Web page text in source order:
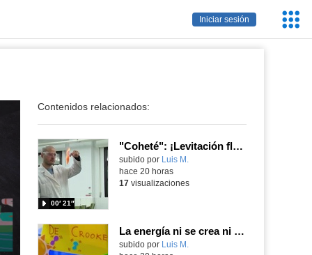
Iniciar sesión
Contenidos relacionados:
"Coheté": ¡Levitación flamígera!
Contenido educativo.
subido por Luis M.
00′ 21″
hace 20 horas
17visualizaciones
La energía ni se crea ni se destruye... ¡se experimenta! El Tierno en la Feria Madrid es Ciencia 2026
Contenido educativo.
subido por Luis M.